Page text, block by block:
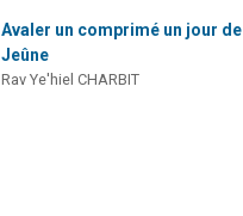
Avaler un comprimé un jour de
Jeûne
Rav Ye'hiel CHARBIT